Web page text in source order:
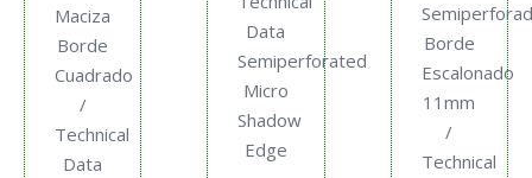
Maciza
Borde
Cuadrado
/
Technical
Data
Data
Semiperforated
Micro
Shadow
Edge
Borde
Escalonado
11mm
/
Technical